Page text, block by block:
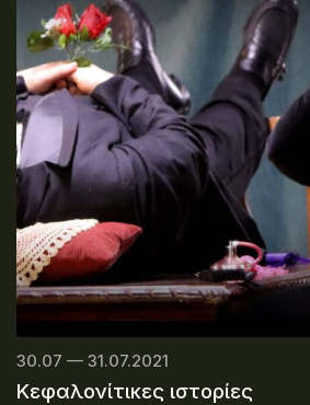
30.07 — 31.07.2021
Κεφαλονίτικες ιστορίες